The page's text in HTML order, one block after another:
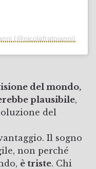
(@nicolafratoianni)
del mondo,
plausibile,
del
Il sogno
non perché
è triste. Chi